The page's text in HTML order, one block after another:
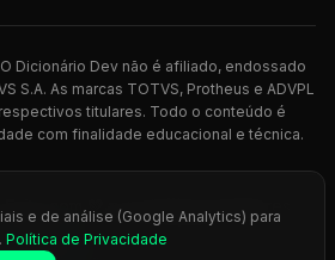
O Dicionário Dev não é afiliado, endossado
S.A. As marcas TOTVS, Protheus e ADVPL
titulares. Todo o conteúdo é
com finalidade educacional e técnica.
com 💚 para desenvolvedores
Ctrl+K
e de análise (Google Analytics) para
Política de Privacidade